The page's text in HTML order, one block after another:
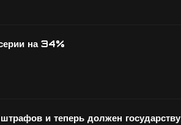
на 34%
и теперь должен государству